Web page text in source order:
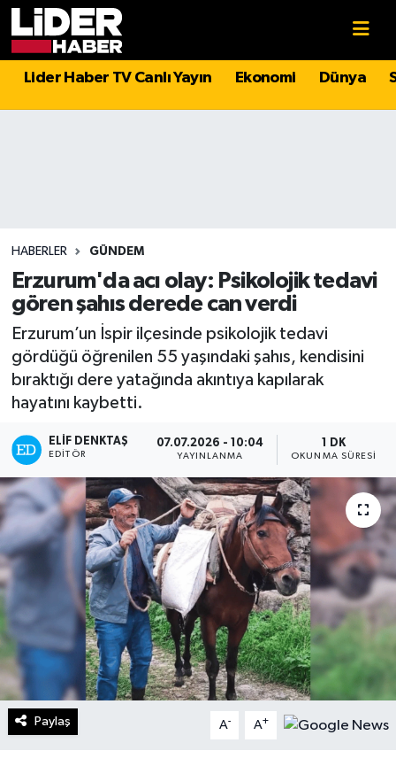
Lider Haber TV Canlı Yayın Ekonomi Dünya
HABERLER GÜNDEM
Erzurum'da acı olay: Psikolojik tedavi
gören şahıs derede can verdi
Erzurum’un İspir ilçesinde psikolojik tedavi
gördüğü öğrenilen 55 yaşındaki şahıs, kendisini
bıraktığı dere yatağında akıntıya kapılarak
hayatını kaybetti.
ELIF DENKTAŞ
EDITÖR
07.07.2026 - 10:04
YAYINLANMA
1 DK
OKUNMA SÜRESI
Paylaş A- A+
Politika
Magazin
Spor
Sağlık
Teknoloji
Lider Haber TV Canlı Yayın izle
Hava Durumu
Süper Lig Puan Durumu ve Fikstür
Tüm Manşetler
Son Dakika Haberleri
Haber Arşivi